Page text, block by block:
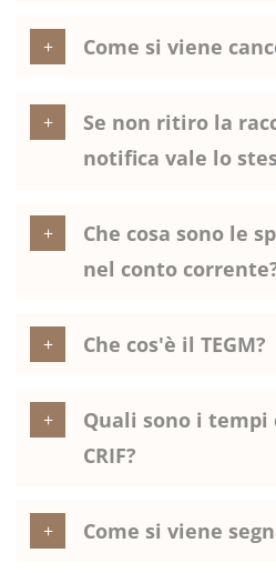
Come si viene
Se non ritiro la
notifica vale lo
Che cosa sono le
nel conto
Che cos'è il TEGM?
Quali sono i tempi
CRIF?
Come si viene